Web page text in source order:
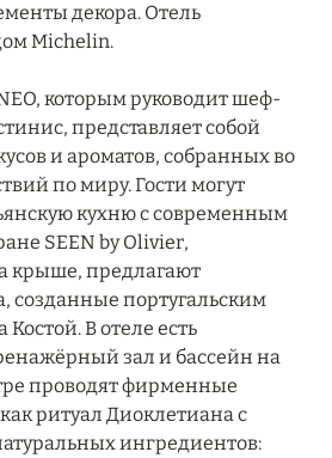
декора. Отель
Michelin.
которым руководит шеф-
представляет собой
и ароматов, собранных во
по миру. Гости могут
кухню с современным
SEEN by Olivier,
крыше, предлагают
португальским
В отеле есть
зал и бассейн на
проводят фирменные
ритуал Диоклетиана с
ингредиентов: